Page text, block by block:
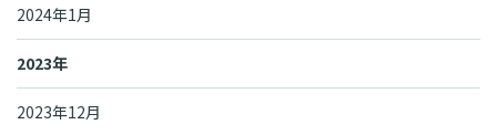
2024年1月
2023年
2023年12月